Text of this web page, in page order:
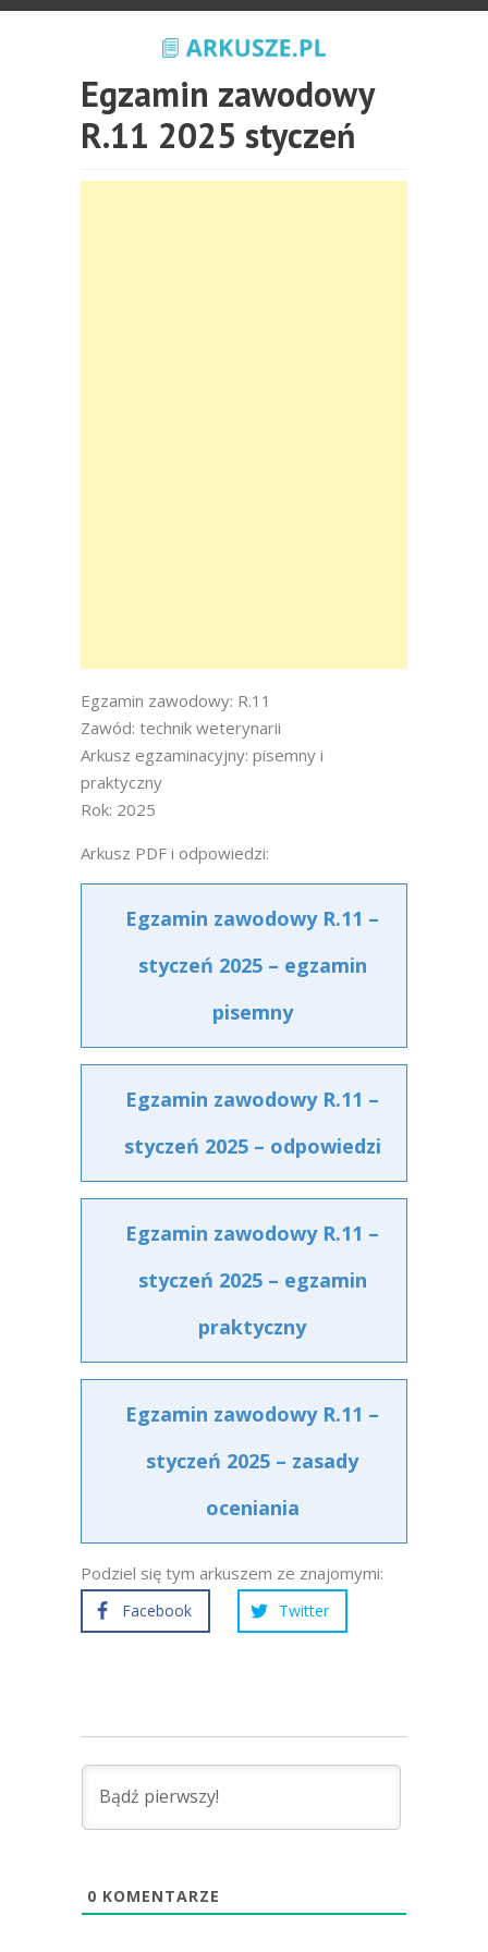
Egzamin zawodowy
R.11 2025 styczeń
Egzamin zawodowy: R.11
Zawód: technik weterynarii
Arkusz egzaminacyjny: pisemny i
praktyczny
Rok: 2025
Arkusz PDF i odpowiedzi:
Egzamin zawodowy R.11 –
styczeń 2025 – egzamin
pisemny
Egzamin zawodowy R.11 –
styczeń 2025 – odpowiedzi
Egzamin zawodowy R.11 –
styczeń 2025 – egzamin
praktyczny
Egzamin zawodowy R.11 –
styczeń 2025 – zasady
oceniania
Podziel się tym arkuszem ze znajomymi:
Facebook Twitter
0 KOMENTARZE